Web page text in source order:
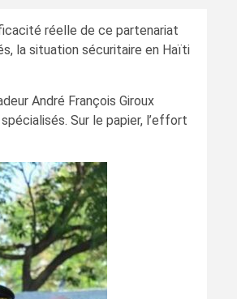
réelle de ce partenariat
la situation sécuritaire en Haïti
André François Giroux
Sur le papier, l’effort